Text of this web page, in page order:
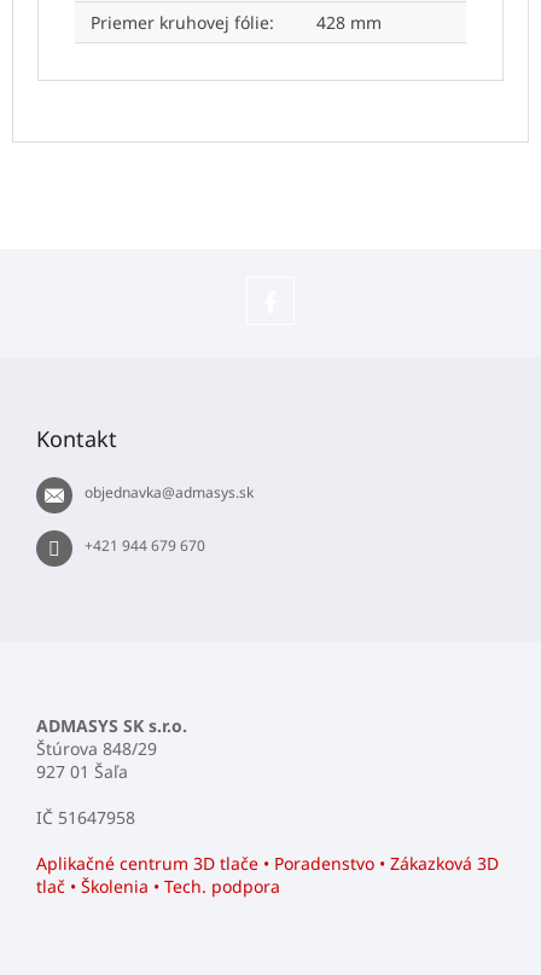
Priemer kruhovej fólie: 428 mm
Kontakt
objednavka@admasys.sk
+421 944 679 670
ADMASYS SK s.r.o.
Štúrova 848/29
927 01 Šaľa
IČ 51647958
Aplikačné centrum 3D tlače • Poradenstvo • Zákazková 3D
tlač • Školenia • Tech. podpora